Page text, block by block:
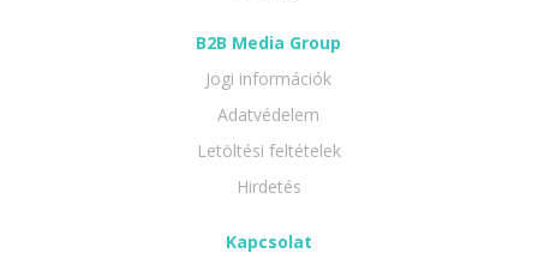
B2B Media Group
Jogi információk
Adatvédelem
Letöltési feltételek
Hirdetés
Kapcsolat